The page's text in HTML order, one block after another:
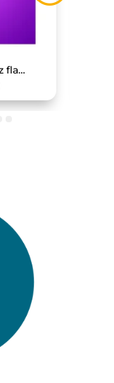
Ozobot Bit Plus – robot z flamastrami